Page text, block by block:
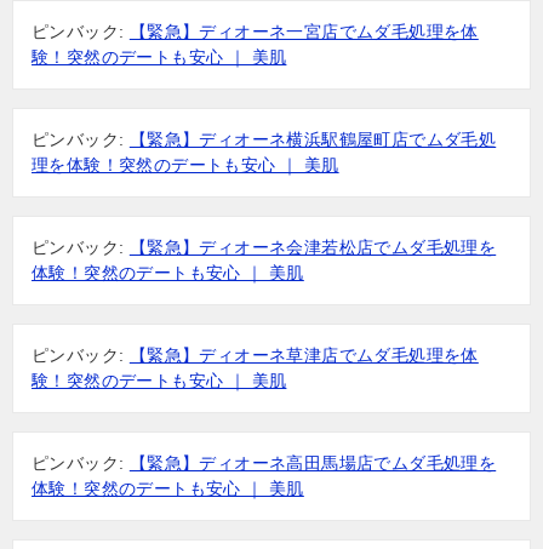
ピンバック:
【緊急】ディオーネ一宮店でムダ毛処理を体
験！突然のデートも安心 ｜ 美肌
ピンバック:
【緊急】ディオーネ横浜駅鶴屋町店でムダ毛処
理を体験！突然のデートも安心 ｜ 美肌
ピンバック:
【緊急】ディオーネ会津若松店でムダ毛処理を
体験！突然のデートも安心 ｜ 美肌
ピンバック:
【緊急】ディオーネ草津店でムダ毛処理を体
験！突然のデートも安心 ｜ 美肌
ピンバック:
【緊急】ディオーネ高田馬場店でムダ毛処理を
体験！突然のデートも安心 ｜ 美肌